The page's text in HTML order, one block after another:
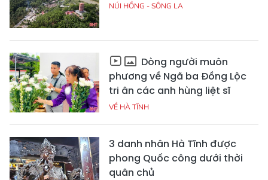
NÚI HỒNG - SÔNG LA
Dòng người muôn
phương về Ngã ba Đồng Lộc
tri ân các anh hùng liệt sĩ
VỀ HÀ TĨNH
3 danh nhân Hà Tĩnh được
phong Quốc công dưới thời
quân chủ